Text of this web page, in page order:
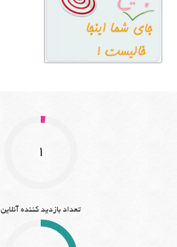
1
تعداد بازدید کننده آنلاین